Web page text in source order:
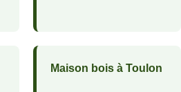
Maison bois à Toulon